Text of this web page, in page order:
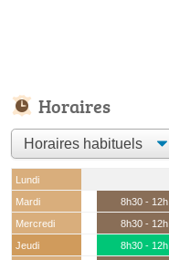
Horaires
Lundi
Mardi
8h30 - 12h
Mercredi
8h30 - 12h
Jeudi
8h30 - 12h